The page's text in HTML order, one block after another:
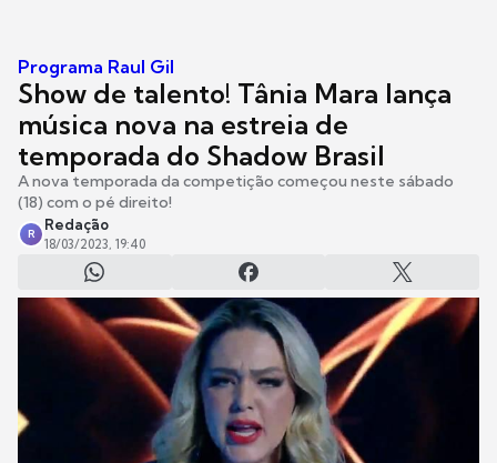
Programa Raul Gil
Show de talento! Tânia Mara lança
música nova na estreia de
temporada do Shadow Brasil
A nova temporada da competição começou neste sábado
(18) com o pé direito!
R
Redação
18/03/2023, 19:40